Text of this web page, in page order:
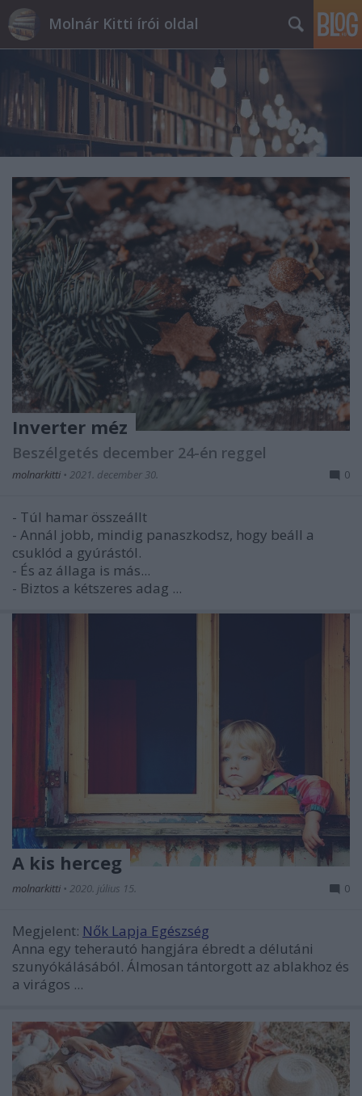
Molnár Kitti írói oldal
Inverter méz
Beszélgetés december 24-én reggel
molnarkitti • 2021. december 30. 0
- Túl hamar összeállt
- Annál jobb, mindig panaszkodsz, hogy beáll a
csuklód a gyúrástól.
- És az állaga is más...
- Biztos a kétszeres adag ...
A kis herceg
molnarkitti • 2020. július 15. 0
Megjelent: Nők Lapja Egészség
Anna egy teherautó hangjára ébredt a délutáni
szunyókálásából. Álmosan tántorgott az ablakhoz és
a virágos ...